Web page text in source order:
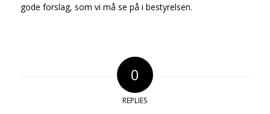
gode forslag, som vi må se på i bestyrelsen.
0
REPLIES